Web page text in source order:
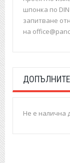
шпонка по
запитване
на
Не е налична